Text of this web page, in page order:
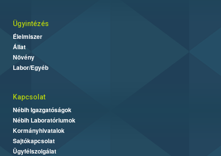
Ügyintézés
Élelmiszer
Állat
Növény
Labor/Egyéb
Kapcsolat
Nébih Igazgatóságok
Nébih Laboratóriumok
Kormányhivatalok
Sajtókapcsolat
Ügyfélszolgálat